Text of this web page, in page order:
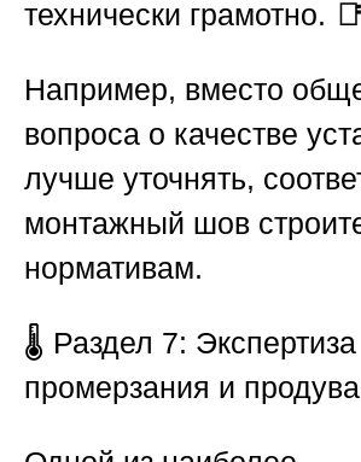
технически грамотно. 📑
Например, вместо
вопроса о качестве
лучше уточнять,
монтажный шов
нормативам.
🌡️ Раздел 7: Экспертиза
промерзания и